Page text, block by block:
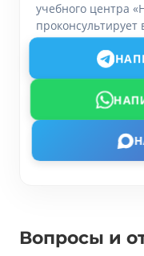
учебного центра
Вопросы и